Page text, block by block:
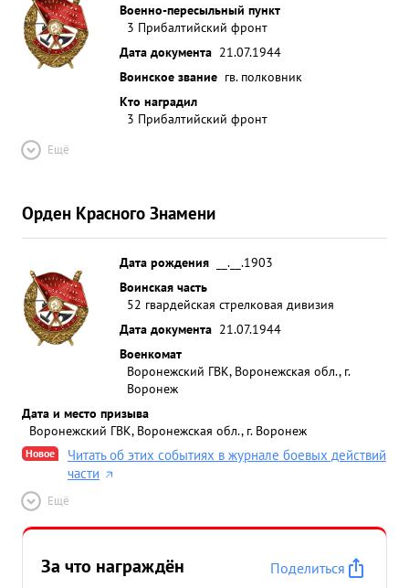
Военно-пересыльный пункт
3 Прибалтийский фронт
Дата документа 21.07.1944
Воинское звание гв. полковник
Кто наградил
3 Прибалтийский фронт
Ещё
Орден Красного Знамени
Дата рождения
__.__.1903
Воинская часть
52 гвардейская стрелковая дивизия
Дата документа 21.07.1944
Военкомат
Воронежский ГВК, Воронежская обл., г.
Воронеж
Дата и место призыва
Воронежский ГВК, Воронежская обл., г. Воронеж
Новое
Читать об этих событиях в журнале боевых действий
части
Ещё
За что награждён
Поделиться